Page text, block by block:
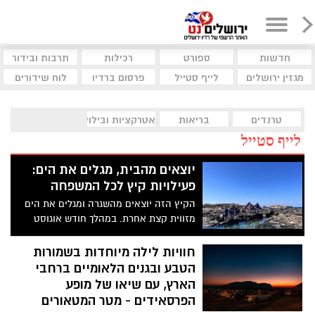
חדשות ספורט רכילות
תרבות ובידור
מגזין ירושלים
לייף סטייל פרסום ברדיו לוח שידורים
טרנדים בריאות אטרקציות ובילוי
לייף סטייל
יוצאים מהבית, מגלים את הים:
פעילויות קיץ לכל המשפחה
הקיץ הזה יוצאים מהשגרה ומגלים את הים
מזווית קצת אחרת. במהלך חודש אוגוסט
מזמינה עמותת אקואושן את הקהל הרחב
והמשפחות לסיורים חווייתיים באזור מכמורת,
חוף בית ינאי ושפך נחל אלכסנדר. זו הזדמנות
לצאת לטבע ולהכיר מקרוב את הים התיכון
והסביבה החופית דרך משחקים, התנסות
ופעילות מהנה ומגבשת.
חוויות לילה מיוחדות בשמורות
הטבע ובגנים הלאומיים ברחבי
הארץ, עם שיאו של מופע
הפרסאידים - מטר המטאורים